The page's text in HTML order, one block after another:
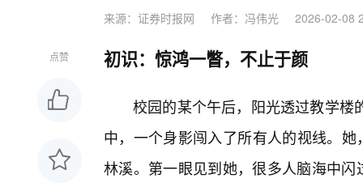
来源：证券时报网 作者：冯伟光 2026-02-08
点赞 初识：惊鸿一瞥，不止于颜
校园的某个午后，阳光透过教学楼
中，一个身影闯入了所有人的视线。
林溪。第一眼见到她，很多人脑海中